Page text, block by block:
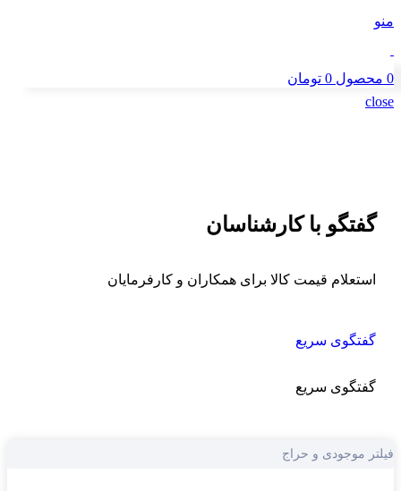
منو
0 محصول 0 تومان
close
گفتگو با کارشناسان
استعلام قیمت کالا برای همکاران و کارفرمایان
گفتگوی سریع
گفتگوی سریع
فیلتر موجودی و حراج